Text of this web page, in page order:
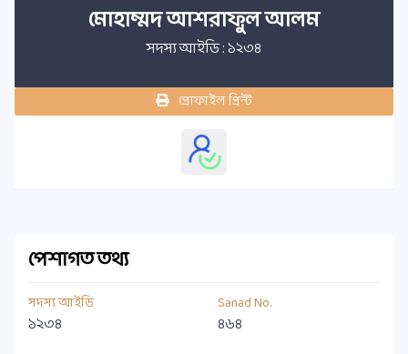
মোহাম্মদ আশরাফুল আলম
সদস্য আইডি : ১২৩৪
প্রোফাইল প্রিন্ট
পেশাগত তথ্য
সদস্য আইডি
১২৩৪
Sanad No.
৪৬৪